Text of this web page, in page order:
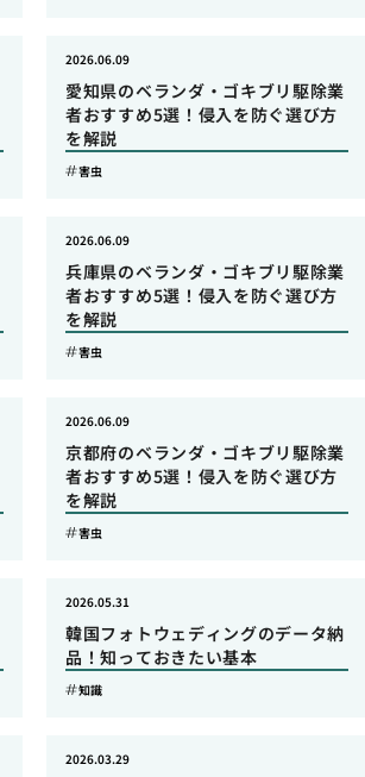
愛知県のベランダ・ゴキブリ駆除業
者おすすめ5選！侵入を防ぐ選び方
を解説
2026.06.09
害虫
兵庫県のベランダ・ゴキブリ駆除業
者おすすめ5選！侵入を防ぐ選び方
を解説
2026.06.09
害虫
京都府のベランダ・ゴキブリ駆除業
者おすすめ5選！侵入を防ぐ選び方
を解説
2026.06.09
害虫
韓国フォトウェディングのデータ納
品！知っておきたい基本
2026.05.31
知識
2026.03.29